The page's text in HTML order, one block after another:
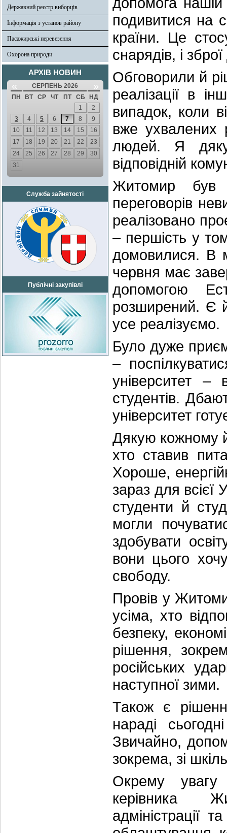
Державний реєстр виборців
Інформація з установ району
Пасажирські перевезення
Охорона природи
АРХІВ НОВИН
« СЕРПЕНЬ 2026 »
ПН ВТ СР ЧТ ПТ СБ
НД
1
2
3
4 5 6 7 8
9
10
11 12 13 14 15
16
17
18 19 20 21 22
23
24
25 26 27 28 29
30
31
Служба зайнятості
Публічні закупівлі
подивитися на
країни. Це
снарядів, і
Обговорили й
реалізації в
випадок, коли
вже ухвалених
людей. Я
відповідній
Житомир був
переговорів
реалізовано
– першість у
домовилися. В
червня має
допомогою
розширений. Є
усе реалізуємо.
Було дуже
–
університет –
студентів.
університет
Дякую кожному й
хто ставив
Хороше,
зараз для всієї
студенти й
могли
здобувати
вони цього
свободу.
Провів у
усіма, хто
безпеку,
рішення,
російських
наступної зими.
Також є
нараді
Звичайно,
зокрема, зі
Окрему увагу
керівника
адміністрації